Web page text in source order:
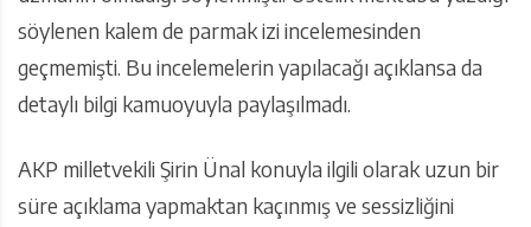
söylenen kalem de parmak izi incelemesinden
geçmemişti. Bu incelemelerin yapılacağı açıklansa da
detaylı bilgi kamuoyuyla paylaşılmadı.
AKP milletvekili Şirin Ünal konuyla ilgili olarak uzun bir
süre açıklama yapmaktan kaçınmış ve sessizliğini